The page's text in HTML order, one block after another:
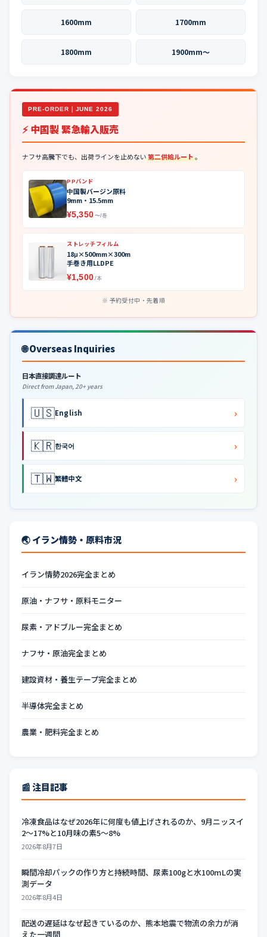
1600mm 1700mm
1800mm 1900mm〜
PRE-ORDER｜JUNE 2026
⚡ 中国製 緊急輸入販売
ナフサ高騰下でも、出荷ラインを止めない第二供給ルート。
PPバンド
中国製バージン原料
9mm・15.5mm
¥5,350 〜/巻
ストレッチフィルム
18μ×500mm×300m
手巻き用LLDPE
¥1,500 /本
予約受付中・先着順
🌐 Overseas Inquiries
日本直接調達ルート
Direct from Japan, 20+ years
🇺🇸English ›
🇰🇷한국어 ›
🇹🇼繁體中文 ›
🌏 イラン情勢・原料市況
イラン情勢2026完全まとめ
原油・ナフサ・原料モニター
尿素・アドブルー完全まとめ
ナフサ・原油完全まとめ
建設資材・養生テープ完全まとめ
半導体完全まとめ
農業・肥料完全まとめ
📰 注目記事
冷凍食品はなぜ2026年に何度も値上げされるのか、9月ニッスイ
2〜17%と10月味の素5〜8%
2026年8月7日
瞬間冷却パックの作り方と持続時間、尿素100gと水100mLの実
測データ
2026年8月4日
配送の遅延はなぜ起きているのか、熊本地震で物流の余力が消
えた一週間